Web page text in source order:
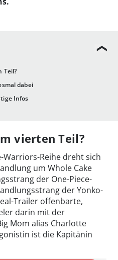
Teil?
dabei
Infos
vierten Teil?
Reihe dreht sich
um Whole Cake
der One-Piece-
der Yonko-
Trailer offenbarte,
darin mit der
Mom alias Charlotte
ist die Kapitänin